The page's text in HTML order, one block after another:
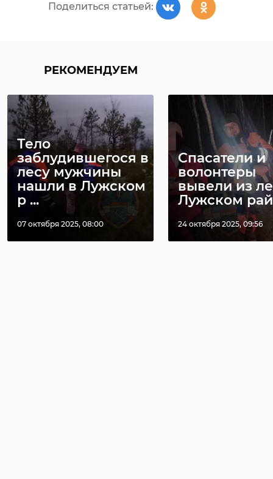
Поделиться статьей:
РЕКОМЕНДУЕМ
Тело
заблудившегося в
лесу мужчины
нашли в Лужском
р ...
07 октября 2025, 08:00
Спасатели и
волонтеры
вывели из
Лужском
24 октября 2025, 09:56